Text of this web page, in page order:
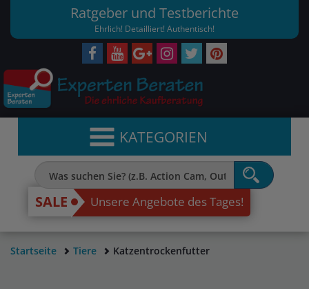
Ratgeber und Testberichte
Ehrlich! Detailliert! Authentisch!
KATEGORIEN
SALE Unsere Angebote des Tages!
Startseite Tiere Katzentrockenfutter